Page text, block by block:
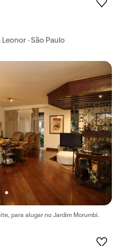
· São Paulo
para alugar no Jardim Morumbi.